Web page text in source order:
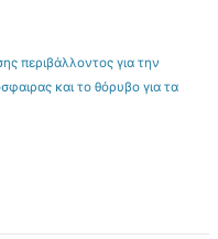
περιβάλλοντος για την
και το θόρυβο για τα